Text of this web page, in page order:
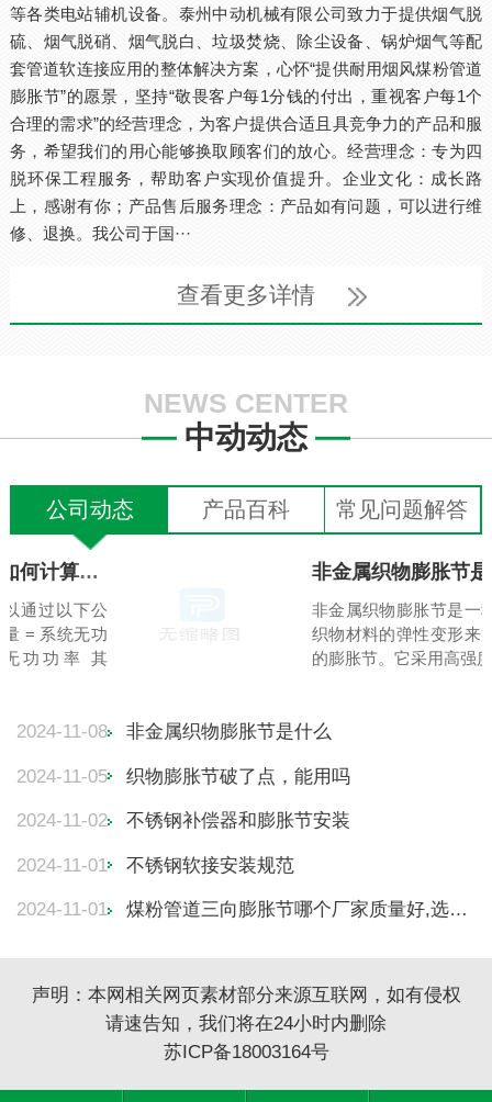
等各类电站辅机设备。泰州中动机械有限公司致力于提供烟气脱
硫、烟气脱硝、烟气脱白、垃圾焚烧、除尘设备、锅炉烟气等配
套管道软连接应用的整体解决方案，心怀“提供耐用烟风煤粉管道
膨胀节”的愿景，坚持“敬畏客户每1分钱的付出，重视客户每1个
合理的需求”的经营理念，为客户提供合适且具竞争力的产品和服
务，希望我们的用心能够换取顾客们的放心。经营理念：专为四
脱环保工程服务，帮助客户实现价值提升。企业文化：成长路
上，感谢有你；产品售后服务理念：产品如有问题，可以进行维
修、退换。我公司于国···
查看更多详情
NEWS CENTER
中动动态
公司动态 产品百科 常见问题解答
管道补偿器的设置规定如下： 安装
合设计要求，补偿器的轴线应与管道
同。 管道补偿...
非金属膨胀节如何修复
膨胀节的作用原理是什么
膨胀节波纹有裂纹堵漏修复
声明：本网相关网页素材部分来源互联网，如有侵权
请速告知，我们将在24小时内删除
苏ICP备18003164号